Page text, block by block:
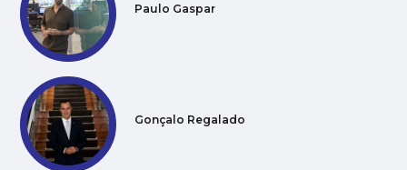
Paulo Gaspar
Gonçalo Regalado